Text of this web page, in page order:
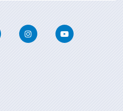
Twitter InstagramYoutube